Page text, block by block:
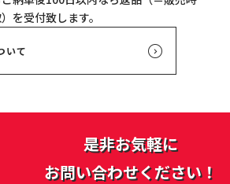
を受付致します。
いて
是非お気軽に
お問い合わせください！